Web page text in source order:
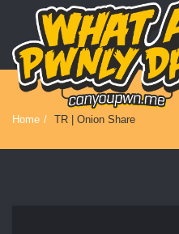
Home / TR | Onion Share